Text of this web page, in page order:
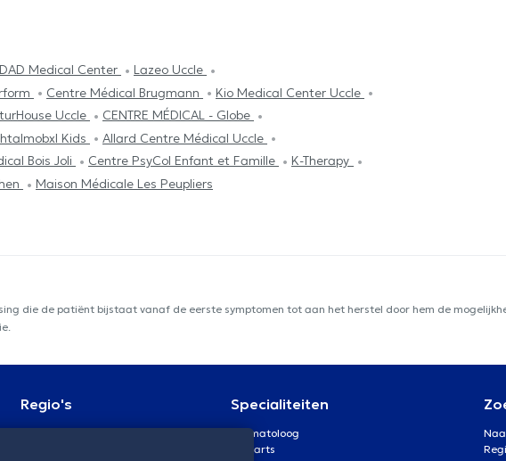
Medical Center
Lazeo Uccle
Centre Médical Brugmann
Kio Medical Center Uccle
Uccle
CENTRE MÉDICAL - Globe
Kids
Allard Centre Médical Uccle
Bois Joli Centre PsyCol Enfant et Famille
K-Therapy
Maison Médicale Les Peupliers
die de patiënt bijstaat vanaf de eerste symptomen tot aan het herstel door hem de
Regio's Specialiteiten
Dermatoloog
Oogarts